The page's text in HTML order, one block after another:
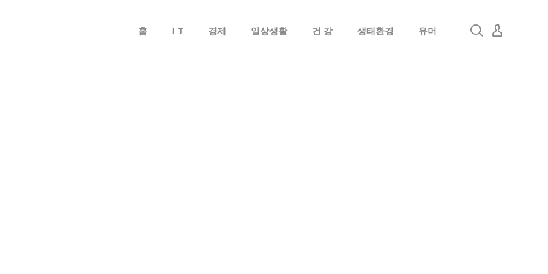
홈 I T 경제 일상생활 건 강 생태환경 유머